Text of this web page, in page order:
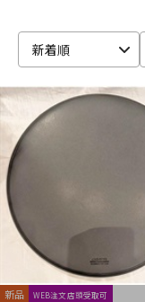
管楽器
新着順
新品 WEB注文店頭受取可